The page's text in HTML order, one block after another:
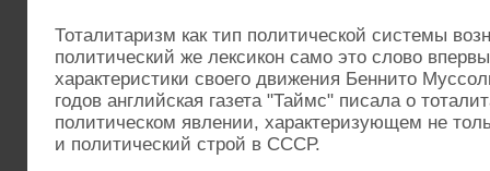
Тоталитаризм как тип политической системы
политический же лексикон само это слово
характеристики своего движения Беннито
годов английская газета "Таймс" писала о
политическом явлении, характеризующем не
и политический строй в СССР.